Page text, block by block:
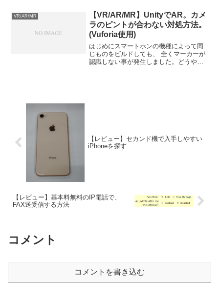
1:シェーダーを作成2:マテリアルを作成
3:Quad...
VR/AR/MR
【VR/AR/MR】UnityでAR。カメ
ラのピントが合わない対処方法。
(Vuforia使用)
はじめにスマートホンの機種によって同
じものをビルドしても、 全くマーカーが
認識しない事が発生しました。どうやら
【レビュー】セカンド機で入手しやすい
iPhoneを探す
【レビュー】基本料無料のIP電話で、
FAX送受信する方法
コメント
コメントを書き込む